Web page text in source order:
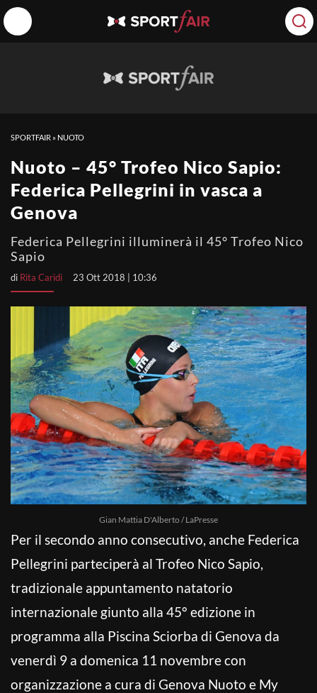
SPORTFAIR » NUOTO
Nuoto – 45° Trofeo Nico Sapio:
Federica Pellegrini in vasca a
Genova
Federica Pellegrini illuminerà il 45° Trofeo Nico
Sapio
di Rita Caridi 23 Ott 2018 | 10:36
Gian Mattia D'Alberto / LaPresse
Per il secondo anno consecutivo, anche Federica
Pellegrini parteciperà al Trofeo Nico Sapio,
tradizionale appuntamento natatorio
internazionale giunto alla 45° edizione in
programma alla Piscina Sciorba di Genova da
venerdì 9 a domenica 11 novembre con
organizzazione a cura di Genova Nuoto e My